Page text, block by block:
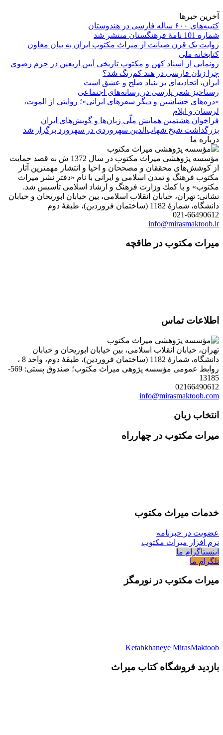
آخرین خبرها
کتیبه‌های ۶۰۰ ساله فارسی در هندوستان
شماره 101 نامۀ فرهنگستان منتشر شد
روایت یک قرن صیانت از میراث مکتوب ایران به بیان معاون
کتابخانه ملی
رونمایی از اسناد کهن و مکتوب تاریخی آیین اربعین در حرم رضوی
چرا زبان فارسی در هند کم‌رنگ شد؟
ایران، اتحادیه‌ای بر بنیاد صلح و عشق است
رستاخیز شعر پارسی در رسانه‌های اجتماعی
«دره‌های حشاشین و دیگر سفرهای ایرانی»؛ روایتی از الموت،
لرستان و ایلام
فراخوان هشتمین همایش ملّی زبان‌ها و گویش‌های ایران
بزرگداشت شیخ شهاب‌الدین سهروردی در سهرورد برگزار شد
درباره ما
مؤسسه پژوهشی میراث مكتوب در سال 1372 ش به قصد حمایت
از كوشش‌های محققان و مصححان و احیا و انتشار مهمترین آثار
مكتوب فرهنگ و تمدن اسلامی و ایرانی با نام «دفتر نشر میراث
مكتوب» و با كمك وزارت فرهنگ و ارشاد اسلامی تأسیس شد.
نشانی: تهران، خیابان انقلاب اسلامی، بین خیابان ابوریحان و خیابان
دانشگاه، شمارۀ 1182 (ساختمان فروردین)، طبقۀ دوم
021-66490612
info@mirasmaktoob.ir
میرات مکتوب در طاقچه
اطلاعات تماس
تهران، خیابان انقلاب اسلامی، بین خیابان ابوریحان و خیابان
دانشگاه، شمارۀ 1182 (ساختمان فروردین)، طبقۀ دوم، واحد 8 ،
روابط عمومی مؤسسه پژوهی میراث مکتوب؛ صندوق پستی: 569-
13185
02166490612
info@mirasmaktoob.com
انتخاب زبان
میرات مکتوب در چهارراه
خدمات میراث مکتوب
عضویت در خبرنامه
نرم افزار میراث مکتوب
اینستاگرام ما
تلگرام ما
میرات مکتوب در نورمگز
Ketabkhaneye MirasMaktoob
بازدید فروشگاه کتاب میراث